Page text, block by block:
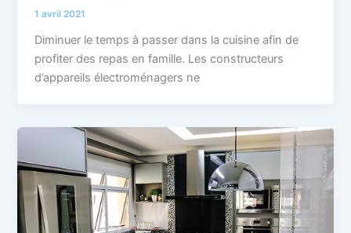
1 avril 2021
Diminuer le temps à passer dans la cuisine afin de
profiter des repas en famille. Les constructeurs
d’appareils électroménagers ne